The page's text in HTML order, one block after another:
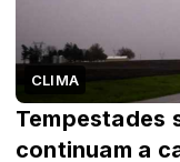
CLIMA
Tempestades
continuam a